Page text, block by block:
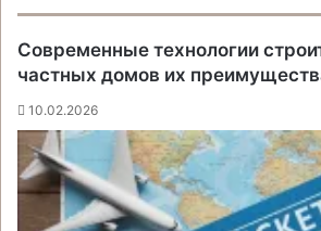
Современные технологии
частных домов их
10.02.2026